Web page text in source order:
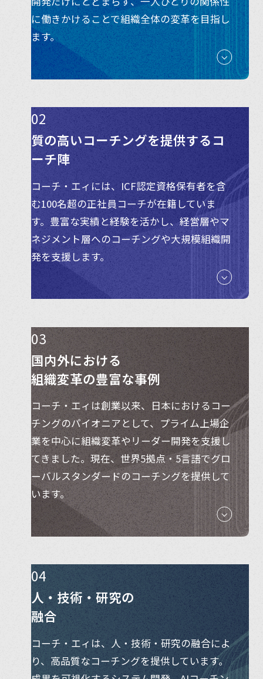
に働きかけることで組織全体の変革を目指し
ます。
02
質の高いコーチングを提供するコ
ーチ陣
コーチ・エィには、ICF認定資格保有者を含
む100名超の正社員コーチが在籍していま
す。豊富な実績と経験を活かし、経営層やマ
ネジメント層へのコーチングや大規模組織開
発を支援します。
03
国内外における
組織変革の豊富な事例
コーチ・エィは創業以来、日本におけるコー
チングのパイオニアとして、プライム上場企
業を中心に組織変革やリーダー開発を支援し
てきました。現在、世界5拠点・5言語でグロ
ーバルスタンダードのコーチングを提供して
います。
04
人・技術・研究の
融合
コーチ・エィは、人・技術・研究の融合によ
り、高品質なコーチングを提供しています。